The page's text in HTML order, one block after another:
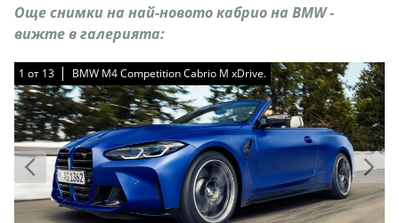
Още снимки на най-новото кабрио на BMW -
вижте в галерията:
1 от 13 BMW M4 Competition Cabrio M xDrive.
1 от 13 BMW M4 Competition Cabrio M xDrive.
1 от 13 BMW M4 Competition Cabrio M xDrive.
1 от 13 BMW M4 Competition Cabrio M xDrive.
1 от 13 BMW M4 Competition Cabrio M xDrive.
1 от 13 BMW M4 Competition Cabrio M xDrive.
1 от 13 BMW M4 Competition Cabrio M xDrive.
1 от 13 BMW M4 Competition Cabrio M xDrive.
1 от 13 BMW M4 Competition Cabrio M xDrive.
1 от 13 BMW M4 Competition Cabrio M xDrive.
1 от 13 BMW M4 Competition Cabrio M xDrive.
1 от 13 BMW M4 Competition Cabrio M xDrive.
1 от 13 BMW M4 Competition Cabrio M xDrive.